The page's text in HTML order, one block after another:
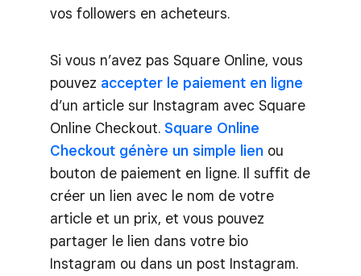
vos followers en acheteurs.
Si vous n’avez pas Square Online, vous
pouvez accepter le paiement en ligne
d’un article sur Instagram avec Square
Online Checkout. Square Online
Checkout génère un simple lien ou
bouton de paiement en ligne. Il suffit de
créer un lien avec le nom de votre
article et un prix, et vous pouvez
partager le lien dans votre bio
Instagram ou dans un post Instagram.